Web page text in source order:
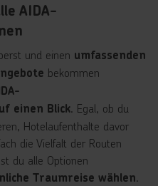
AIDA-
und einen umfassenden
bekommen
einen Blick. Egal, ob du
Hotelaufenthalte davor
die Vielfalt der Routen
du alle Optionen
Traumreise wählen.